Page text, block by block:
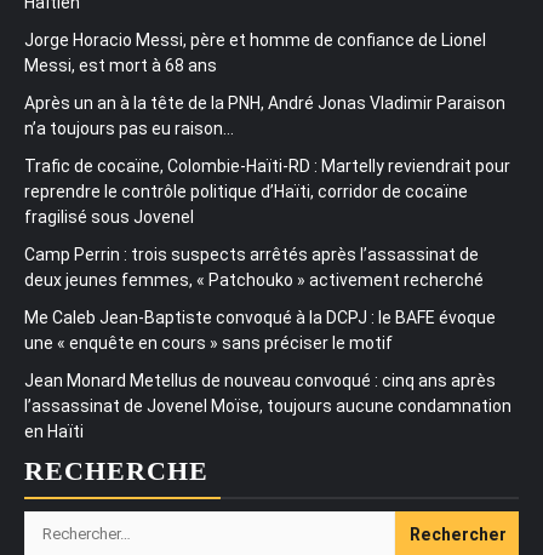
Jorge Horacio Messi, père et homme de confiance de Lionel
Messi, est mort à 68 ans
Après un an à la tête de la PNH, André Jonas Vladimir Paraison
n’a toujours pas eu raison…
Trafic de cocaïne, Colombie-Haïti-RD : Martelly reviendrait pour
reprendre le contrôle politique d’Haïti, corridor de cocaïne
fragilisé sous Jovenel
Camp Perrin : trois suspects arrêtés après l’assassinat de
deux jeunes femmes, « Patchouko » activement recherché
Me Caleb Jean-Baptiste convoqué à la DCPJ : le BAFE évoque
une « enquête en cours » sans préciser le motif
Jean Monard Metellus de nouveau convoqué : cinq ans après
l’assassinat de Jovenel Moïse, toujours aucune condamnation
en Haïti
RECHERCHE
Rechercher :